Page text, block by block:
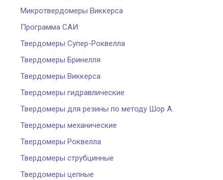
Микротвердомеры Виккерса
Программа САИ
Твердомеры Cупер-Роквелла
Твердомеры Бринелля
Твердомеры Виккерса
Твердомеры гидравлические
Твердомеры для резины по методу Шор А.
Твердомеры механические
Твердомеры Роквелла
Твердомеры струбцинные
Твердомеры цепные